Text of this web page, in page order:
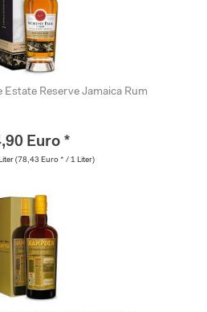
Reserve Jamaica Rum
Euro *
(78,43 Euro * / 1 Liter)